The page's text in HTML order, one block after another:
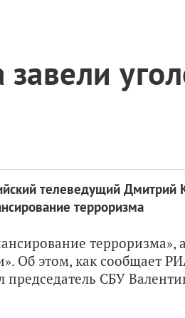
телеведущий Дмитрий
терроризма
терроризма»,
Об этом, как сообщает
председатель СБУ